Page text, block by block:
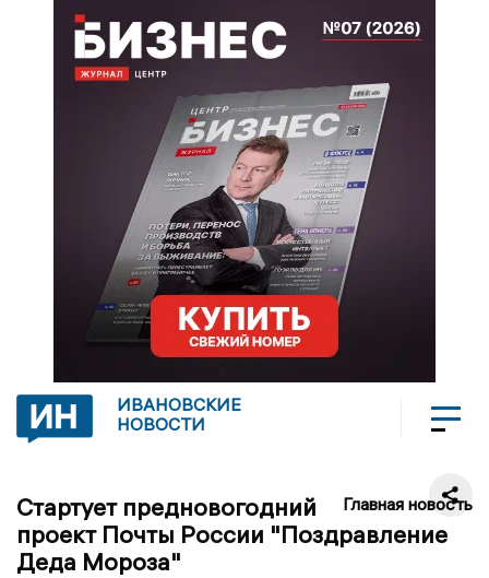
ИВАНОВСКИЕ
НОВОСТИ
Главная новость
Стартует предновогодний
проект Почты России "Поздравление
Деда Мороза"